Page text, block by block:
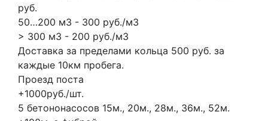
руб.
50…200 м3 - 300 руб./м3
> 300 м3 - 200 руб./м3
Доставка за пределами кольца 500 руб. за
каждые 10км пробега.
Проезд поста
+1000руб./шт.
5 бетононасосов 15м., 20м., 28м., 36м., 52м.